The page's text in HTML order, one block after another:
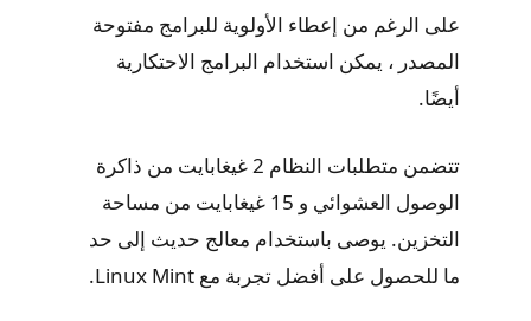
على الرغم من إعطاء الأولوية للبرامج مفتوحة
المصدر ، يمكن استخدام البرامج الاحتكارية
أيضًا.
تتضمن متطلبات النظام 2 غيغابايت من ذاكرة
الوصول العشوائي و 15 غيغابايت من مساحة
التخزين. يوصى باستخدام معالج حديث إلى حد
ما للحصول على أفضل تجربة مع Linux Mint.